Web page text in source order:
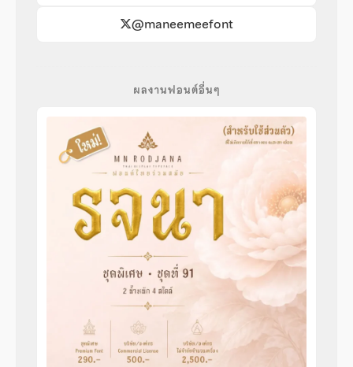
@maneemeefont
ผลงานฟอนต์อื่นๆ